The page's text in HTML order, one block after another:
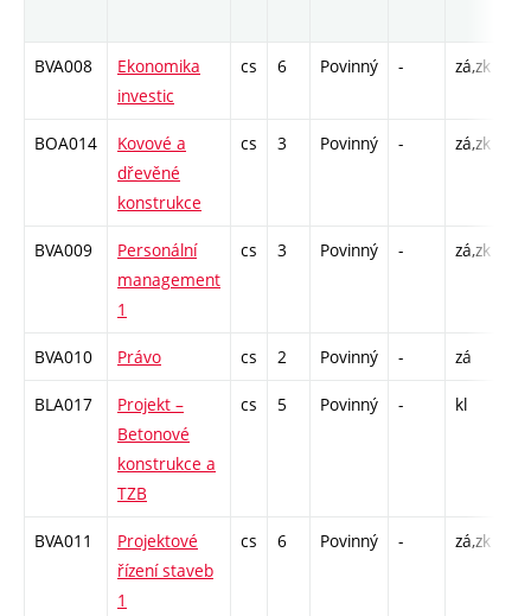
BVA008
Ekonomika
investic
cs 6 Povinný - zá,zk
BOA014
Kovové a
dřevěné
konstrukce
cs 3 Povinný - zá,zk
BVA009
Personální
management
1
cs 3 Povinný - zá,zk
BVA010 Právo cs 2 Povinný - zá
BLA017
Projekt –
Betonové
konstrukce a
TZB
cs 5 Povinný - kl
BVA011
Projektové
řízení staveb
1
cs 6 Povinný - zá,zk